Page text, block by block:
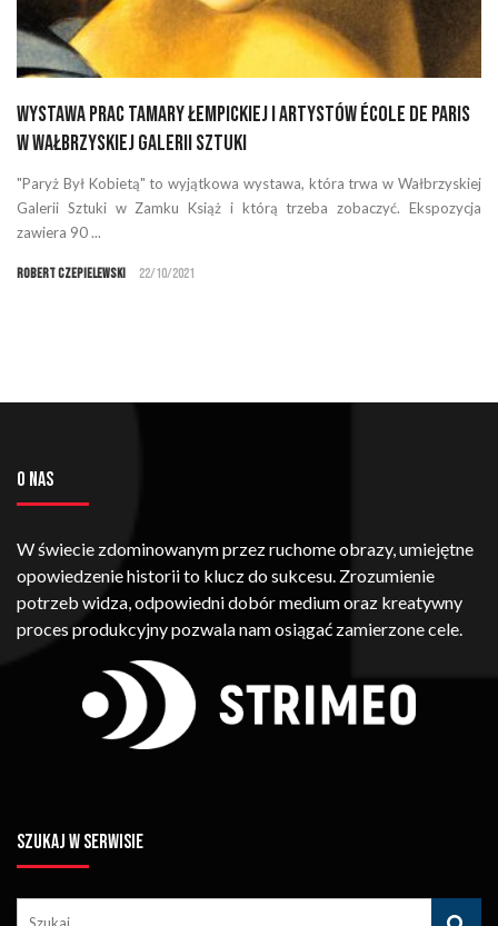
Wystawa prac Tamary Łempickiej i artystów École de Paris
w Wałbrzyskiej Galerii Sztuki
"Paryż Był Kobietą" to wyjątkowa wystawa, która trwa w Wałbrzyskiej
Galerii Sztuki w Zamku Książ i którą trzeba zobaczyć. Ekspozycja
zawiera 90 ...
Robert Czepielewski 22/10/2021
O NAS
W świecie zdominowanym przez ruchome obrazy, umiejętne
opowiedzenie historii to klucz do sukcesu. Zrozumienie
potrzeb widza, odpowiedni dobór medium oraz kreatywny
proces produkcyjny pozwala nam osiągać zamierzone cele.
SZUKAJ W SERWISIE